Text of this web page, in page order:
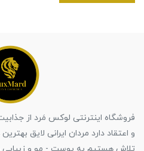
فروشگاه اینترنتی لوکس مَرد از
و اعتقاد دارد مردان ایرانی لایق